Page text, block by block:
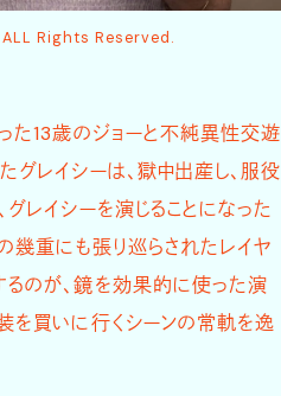
Rights Reserved.
た13歳のジョーと不純異性交遊
グレイシーは、獄中出産し、服役
レイシーを演じることになった
幾重にも張り巡らされたレイヤ
るのが、鏡を効果的に使った演
を買いに行くシーンの常軌を逸